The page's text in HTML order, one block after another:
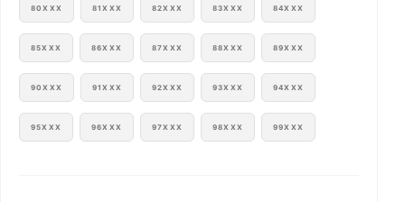
80XXX 81XXX 82XXX 83XXX 84XXX
85XXX 86XXX 87XXX 88XXX 89XXX
90XXX 91XXX 92XXX 93XXX 94XXX
95XXX 96XXX 97XXX 98XXX 99XXX